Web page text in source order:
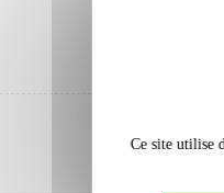
Ce site utilise